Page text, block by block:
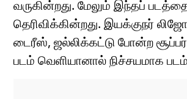
வருகின்றது. மேலும் இந்தப்
தெரிவிக்கின்றது. இயக்குநர்
டைரீஸ், ஜல்லிக்கட்டு போன்ற
படம் வெளியானால் நிச்சயமாக படம்